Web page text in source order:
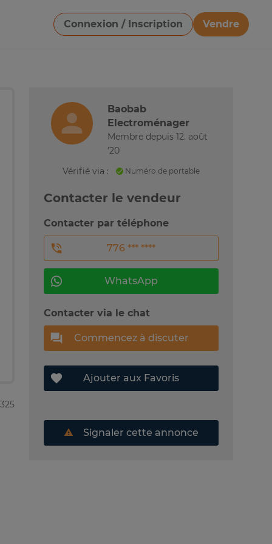
Connexion / Inscription
Vendre
Télécharger une image
Baobab
Electroménager
Membre depuis 12. août
'20
Vérifié via :
Numéro de portable
Contacter le vendeur
Contacter par téléphone
776 *** ****
WhatsApp
Contacter via le chat
Commencez à discuter
Ajouter aux Favoris
Signaler cette annonce